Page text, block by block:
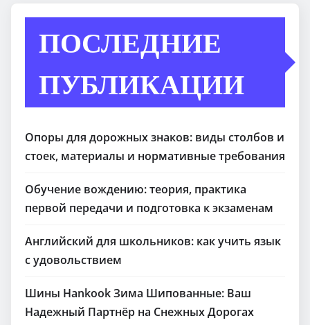
ПОСЛЕДНИЕ
ПУБЛИКАЦИИ
Опоры для дорожных знаков: виды столбов и
стоек, материалы и нормативные требования
Обучение вождению: теория, практика
первой передачи и подготовка к экзаменам
Английский для школьников: как учить язык
с удовольствием
Шины Hankook Зима Шипованные: Ваш
Надежный Партнёр на Снежных Дорогах